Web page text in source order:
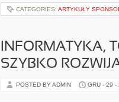
CATEGORIES: ARTYKUŁY
INFORMATYKA,
SZYBKO
POSTED BY ADMIN GRU - 29 -